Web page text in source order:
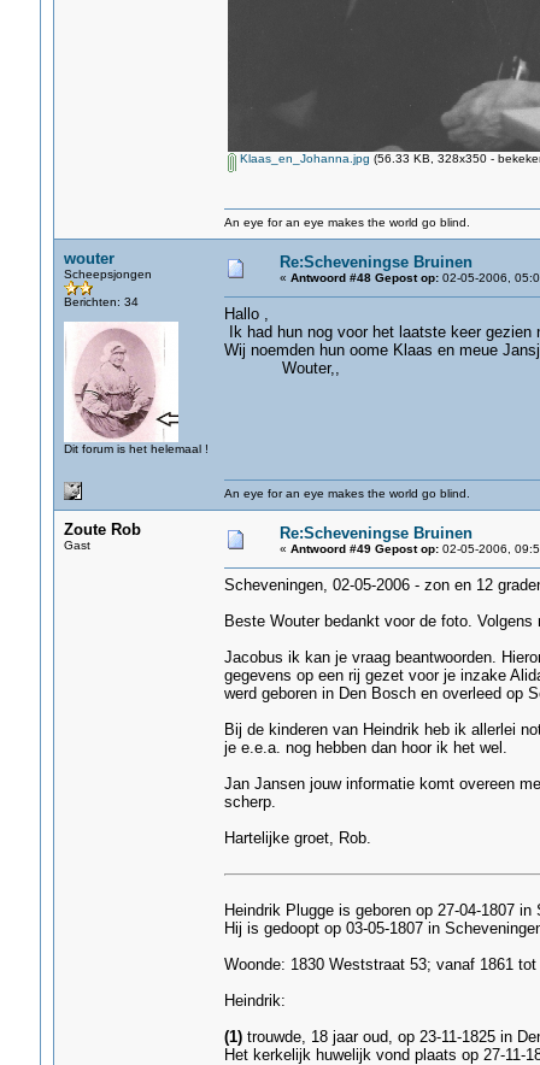
Klaas_en_Johanna.jpg (56.33 KB, 328x350 -
An eye for an eye makes the world go blind.
wouter
Scheepsjongen
Berichten: 34
Dit forum is het helemaal !
Re:Scheveningse Bruinen
« Antwoord #48 Gepost op:02-05-2006,
Hallo ,
Ik had hun nog voor het laatste keer
Wij noemden hun oome Klaas en meue
Wouter,,
An eye for an eye makes the world go blind.
Zoute Rob
Gast
Re:Scheveningse Bruinen
« Antwoord #49 Gepost op:02-05-2006,
Scheveningen, 02-05-2006 - zon en 12
Beste Wouter bedankt voor de foto.
Jacobus ik kan je vraag beantwoorden.
gegevens op een rij gezet voor je inzake
werd geboren in Den Bosch en overleed op
Bij de kinderen van Heindrik heb ik allerlei
je e.e.a. nog hebben dan hoor ik het wel.
Jan Jansen jouw informatie komt overeen
scherp.
Hartelijke groet, Rob.
Heindrik Plugge is geboren op 27-04-1807
Hij is gedoopt op 03-05-1807 in
Woonde: 1830 Weststraat 53; vanaf 1861
Heindrik:
(1)trouwde, 18 jaar oud, op 23-11-1825 in
Het kerkelijk huwelijk vond plaats op 27-11-